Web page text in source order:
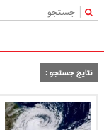
|
نتایج جستجو :